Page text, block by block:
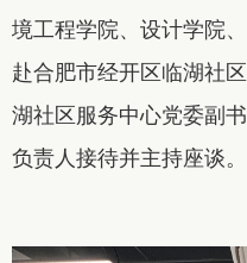
境工程学院、设计学院
赴合肥市经开区临湖社
湖社区服务中心党委副
负责人接待并主持座谈。